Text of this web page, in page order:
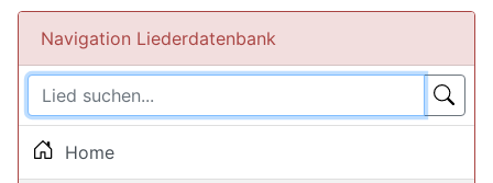
Navigation Liederdatenbank
Home